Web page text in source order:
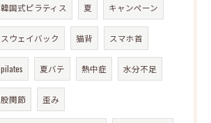
韓国式ピラティス 夏 キャンペーン
スウェイバック 猫背 スマホ首
pilates 夏バテ 熱中症 水分不足
股関節 歪み